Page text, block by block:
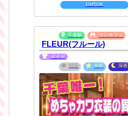
10代OK
千葉駅 コンカフェ
FLEUR(フルール)
メイド
朝昼
夕夜 深夜